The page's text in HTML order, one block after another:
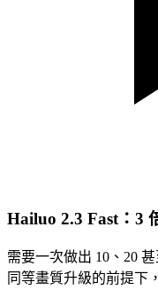
Hailuo 2.3 Fast：3
需要一次做出 10、20
同等畫質升級的前提下